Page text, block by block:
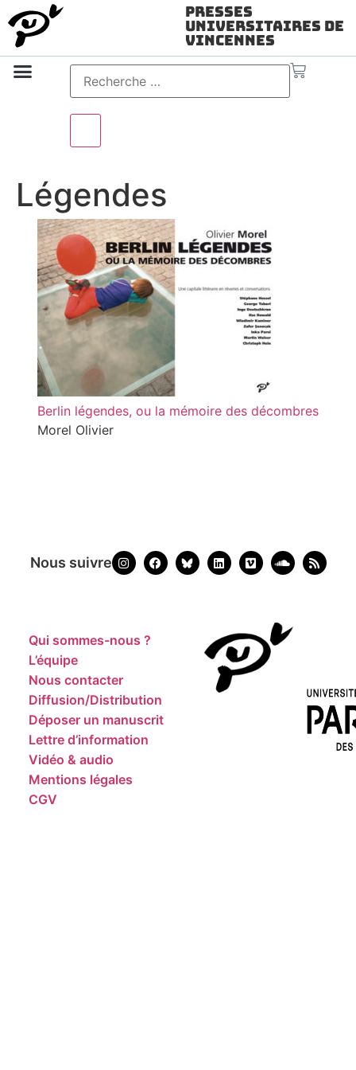
Presses
Universitaires de
Vincennes
Légendes
Berlin légendes, ou la mémoire des décombres
Morel Olivier
Nous suivre
Qui sommes-nous ?
L’équipe
Nous contacter
Diffusion/Distribution
Déposer un manuscrit
Lettre d’information
Vidéo & audio
Mentions légales
CGV